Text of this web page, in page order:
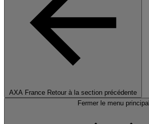
AXA France Retour à la section précédente
Fermer le menu principal